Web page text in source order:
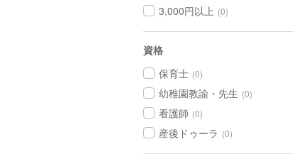
3,000円以上 (0)
資格
保育士 (0)
幼稚園教諭・先生 (0)
看護師 (0)
産後ドゥーラ (0)